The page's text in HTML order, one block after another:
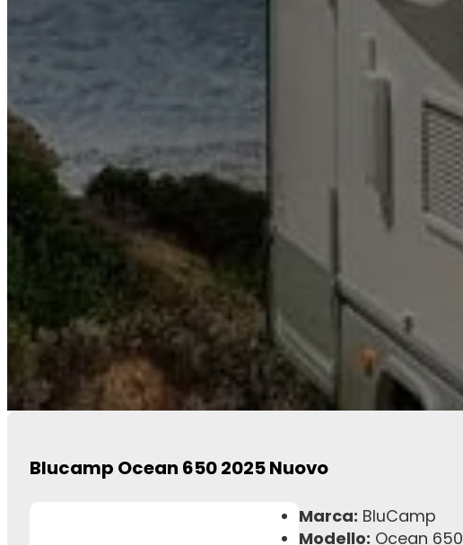
Blucamp Ocean 650 2025 Nuovo
Marca: BluCamp
Modello: Ocean 650